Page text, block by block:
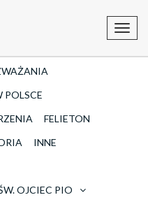
POLSCE
FELIETON
INNE
OJCIEC PIO